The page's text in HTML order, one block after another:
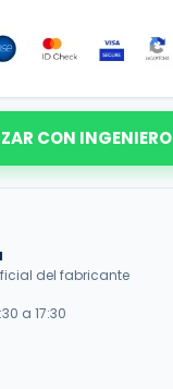
CON INGENIERO
del fabricante
a 17:30